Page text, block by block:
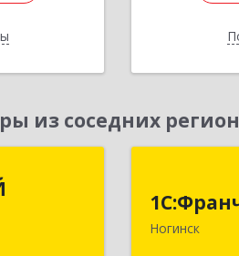
из соседних
Ногинск